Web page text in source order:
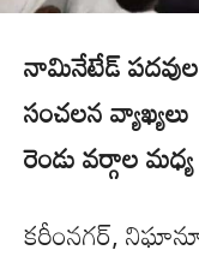
నామినేటేడ్
సంచలన వ్యాఖ్యలు
రెండు వర్గాల
కరీంనగర్,